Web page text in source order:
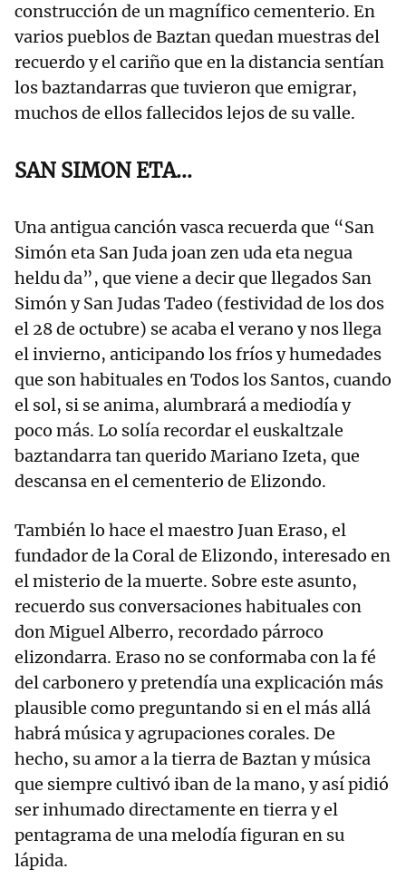
construcción de un magnífico cementerio. En
varios pueblos de Baztan quedan muestras del
recuerdo y el cariño que en la distancia sentían
los baztandarras que tuvieron que emigrar,
muchos de ellos fallecidos lejos de su valle.
SAN SIMON ETA...
Una antigua canción vasca recuerda que “San
Simón eta San Juda joan zen uda eta negua
heldu da”, que viene a decir que llegados San
Simón y San Judas Tadeo (festividad de los dos
el 28 de octubre) se acaba el verano y nos llega
el invierno, anticipando los fríos y humedades
que son habituales en Todos los Santos, cuando
el sol, si se anima, alumbrará a mediodía y
poco más. Lo solía recordar el euskaltzale
baztandarra tan querido Mariano Izeta, que
descansa en el cementerio de Elizondo.
También lo hace el maestro Juan Eraso, el
fundador de la Coral de Elizondo, interesado en
el misterio de la muerte. Sobre este asunto,
recuerdo sus conversaciones habituales con
don Miguel Alberro, recordado párroco
elizondarra. Eraso no se conformaba con la fé
del carbonero y pretendía una explicación más
plausible como preguntando si en el más allá
habrá música y agrupaciones corales. De
hecho, su amor a la tierra de Baztan y música
que siempre cultivó iban de la mano, y así pidió
ser inhumado directamente en tierra y el
pentagrama de una melodía figuran en su
lápida.